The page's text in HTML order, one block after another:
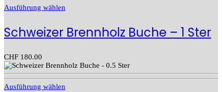
Ausführung wählen
Schweizer Brennholz Buche – 1 Ster
CHF 180.00
Ausführung wählen